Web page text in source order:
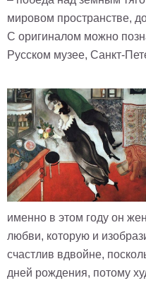
мировом пространстве,
С оригиналом можно
Русском музее, Санкт-
именно в этом году он
любви, которую и
счастлив вдвойне,
дней рождения, потому